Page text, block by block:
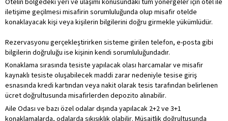
Otelin bölgedeki yeri ve ulaşımı konusundaki tüm yönergeler için otel ile
iletişime geçilmesi misafirin sorumluluğunda olup misafir otelde
konaklayacak kişi veya kişilerin bilgilerini doğru girmekle yükümlüdür.
Rezervasyonu gerçekleştirirken sisteme girilen telefon, e-posta gibi
bilgilerin doğruluğu ise kişinin kendi sorumluluğundadır.
Konaklama sırasında tesiste yapılacak olası harcamalar ve misafir
kaynaklı tesiste oluşabilecek maddi zarar nedeniyle tesise giriş
esnasında kredi kartından veya nakit olarak tesis tarafından belirlenen
ücret doğrultusunda misafirlerden depozito alınabilir.
Aile Odası ve bazı özel odalar dışında yapılacak 2+2 ve 3+1
konaklamalarda, odalarda sıkışıklık olabilir. Müsaitlik doğrultusunda